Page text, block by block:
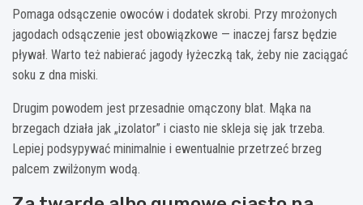
Pomaga odsączenie owoców i dodatek skrobi. Przy mrożonych
jagodach odsączenie jest obowiązkowe — inaczej farsz będzie
pływał. Warto też nabierać jagody łyżeczką tak, żeby nie zaciągać
soku z dna miski.
Drugim powodem jest przesadnie omączony blat. Mąka na
brzegach działa jak „izolator” i ciasto nie skleja się jak trzeba.
Lepiej podsypywać minimalnie i ewentualnie przetrzeć brzeg
palcem zwilżonym wodą.